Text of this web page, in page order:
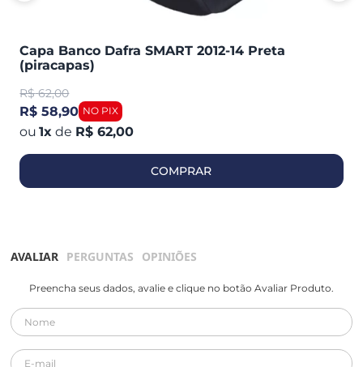
Capa Banco Dafra SMART 2012-14 Preta
(piracapas)
R$ 62,00
R$ 58,90
1x de R$ 62,00
COMPRAR
AVALIAR PERGUNTAS OPINIÕES
Preencha seus dados, avalie e clique no botão Avaliar Produto.